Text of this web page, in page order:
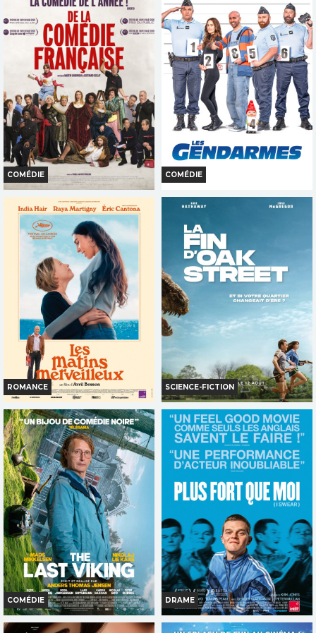
Bande-annonce
Réservation
INT. -12ans
Bande-annonce
Réservation
TOUT PUBLIC
COMÉDIE
DE LA COMÉDIE-FRANÇAISE
Horaires et Infos
Bande-annonce
Réservation
TOUT PUBLIC
COMÉDIE
Bande-annonce
Réservation
TOUT PUBLIC
ROMANCE
LES MATINS MERVEILLEUX
Horaires et Infos
Bande-annonce
Réservation
TOUT PUBLIC
SCIENCE-FICTION
LA FIN D'OAK STREET
Horaires et Infos
Bande-annonce
Réservation
AVERT. TOUT PUBLIC
COMÉDIE
THE LAST VIKING
DRAME
PLUS FORT QUE MOI